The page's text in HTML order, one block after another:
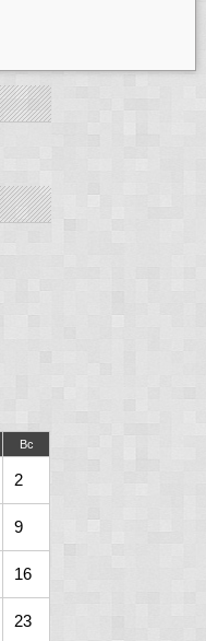
Вс
2
9
16
23